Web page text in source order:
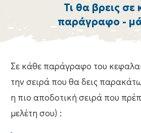
Τι θα βρεις σε
παράγραφο -
Σε κάθε παράγραφο του
την σειρά που θα δεις
η πιο αποδοτική σειρά που
μελέτη σου) :